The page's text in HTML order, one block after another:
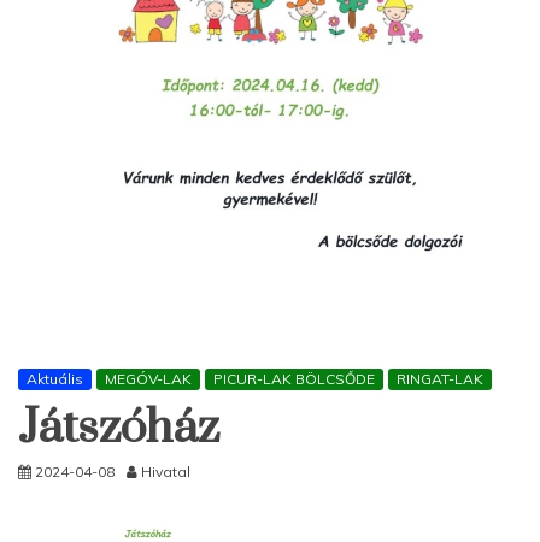
Aktuális MEGÓV-LAK PICUR-LAK BÖLCSŐDE RINGAT-LAK
Játszóház
2024-04-08 Hivatal